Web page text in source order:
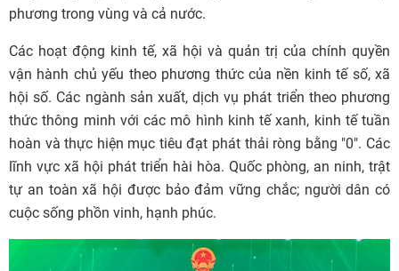
phương trong vùng và cả nước.
Các hoạt động kinh tế, xã hội và quản trị của chính quyền
vận hành chủ yếu theo phương thức của nền kinh tế số, xã
hội số. Các ngành sản xuất, dịch vụ phát triển theo phương
thức thông minh với các mô hình kinh tế xanh, kinh tế tuần
hoàn và thực hiện mục tiêu đạt phát thải ròng bằng "0". Các
lĩnh vực xã hội phát triển hài hòa. Quốc phòng, an ninh, trật
tự an toàn xã hội được bảo đảm vững chắc; người dân có
cuộc sống phồn vinh, hạnh phúc.